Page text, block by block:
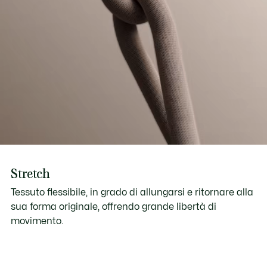
Stretch
Tessuto flessibile, in grado di allungarsi e ritornare alla
sua forma originale, offrendo grande libertà di
movimento.